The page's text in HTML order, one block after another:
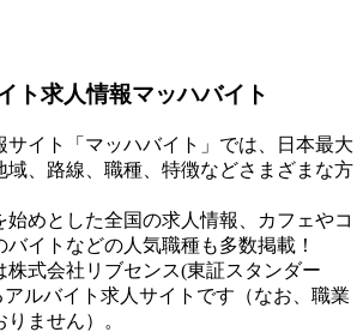
ト求人情報マッハバイト
サイト「マッハバイト」では、日本最大
域、路線、職種、特徴などさまざまな方
始めとした全国の求人情報、カフェやコ
イトなどの人気職種も多数掲載！
株式会社リブセンス(東証スタンダー
アルバイト求人サイトです（なお、職業
ません）。